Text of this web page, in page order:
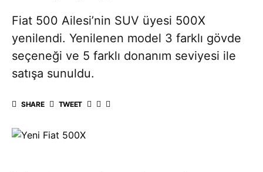
Fiat 500 Ailesi’nin SUV üyesi 500X
yenilendi. Yenilenen model 3 farklı gövde
seçeneği ve 5 farklı donanım seviyesi ile
satışa sunuldu.
SHARE TWEET